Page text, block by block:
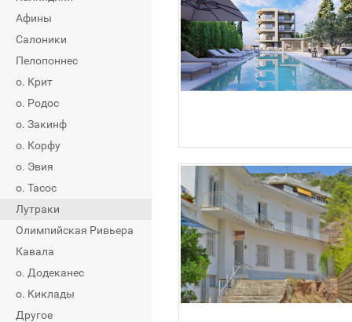
Афины
Салоники
Пелопоннес
о. Крит
о. Родос
о. Закинф
о. Корфу
о. Эвия
о. Тасос
Лутраки
Олимпийская Ривьера
Кавала
о. Додеканес
о. Киклады
Другое